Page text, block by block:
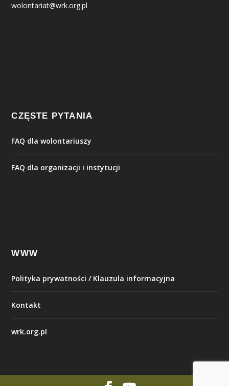
wolontariat@wrk.org.pl
CZĘSTE PYTANIA
FAQ dla wolontariuszy
FAQ dla organizacji i instytucji
WWW
Polityka prywatności / Klauzula informacyjna
Kontakt
wrk.org.pl